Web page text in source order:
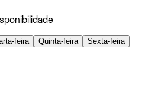
feira Quinta-feira
Sexta-feira